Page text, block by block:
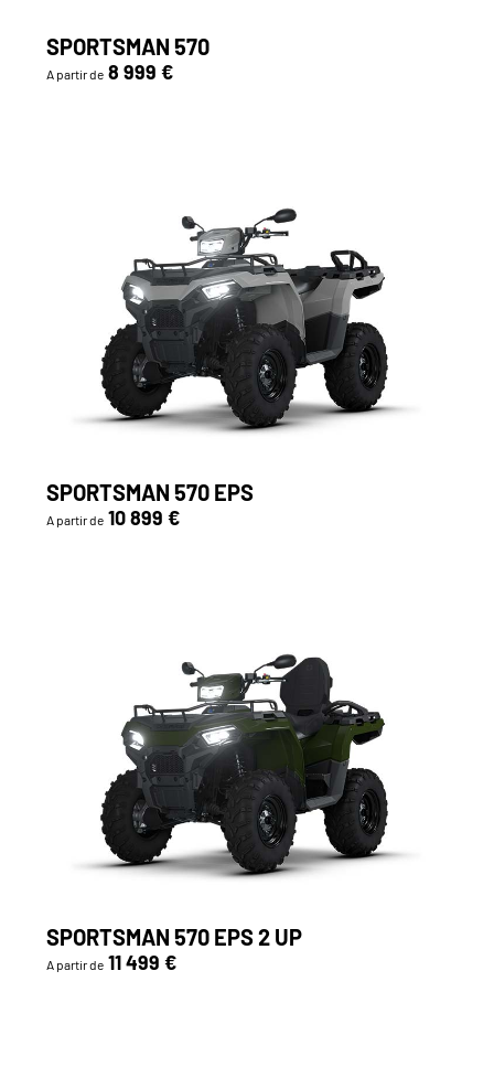
SPORTSMAN 570
A partir de 8 999 €
SPORTSMAN 570 EPS
A partir de 10 899 €
SPORTSMAN 570 EPS 2 UP
A partir de 11 499 €